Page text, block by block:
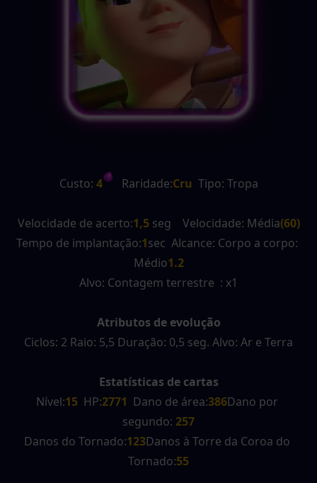
Custo: 4 Raridade:Cru Tipo: Tropa
Velocidade de acerto:1,5 seg    Velocidade: Média(60)
Tempo de implantação:1sec  Alcance: Corpo a corpo:
Médio1.2
Alvo: Contagem terrestre  : x1
Atributos de evolução
Ciclos: 2 Raio: 5,5 Duração: 0,5 seg. Alvo: Ar e Terra
Estatísticas de cartas
Nível:15 HP:2771 Dano de área:386Dano por
segundo: 257
Danos do Tornado:123Danos à Torre da Coroa do
Tornado:55